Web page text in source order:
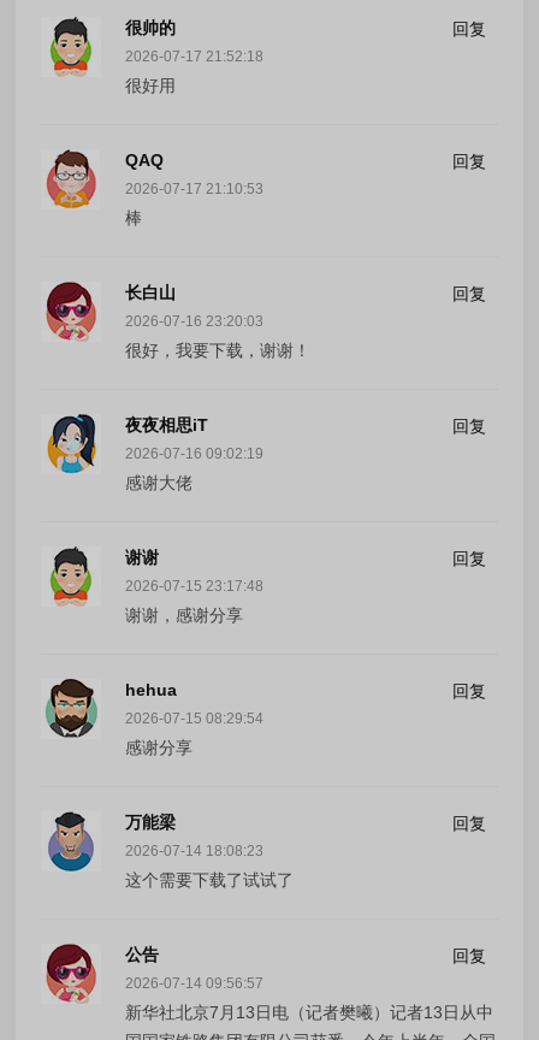
很帅的 回复
2026-07-17 21:52:18
很好用
QAQ 回复
2026-07-17 21:10:53
棒
长白山 回复
2026-07-16 23:20:03
很好，我要下载，谢谢！
夜夜相思iT 回复
2026-07-16 09:02:19
感谢大佬
谢谢 回复
2026-07-15 23:17:48
谢谢，感谢分享
hehua 回复
2026-07-15 08:29:54
感谢分享
万能梁 回复
2026-07-14 18:08:23
这个需要下载了试试了
公告 回复
2026-07-14 09:56:57
新华社北京7月13日电（记者樊曦）记者13日从中